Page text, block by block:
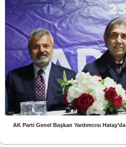
AK Parti Genel Başkan Yardımcısı Hatay’da